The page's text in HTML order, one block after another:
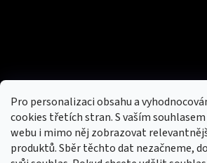
Pro personalizaci obsahu a
cookies třetích stran. S vaším
webu i mimo něj zobrazovat
produktů. Sběr těchto dat nezačneme,